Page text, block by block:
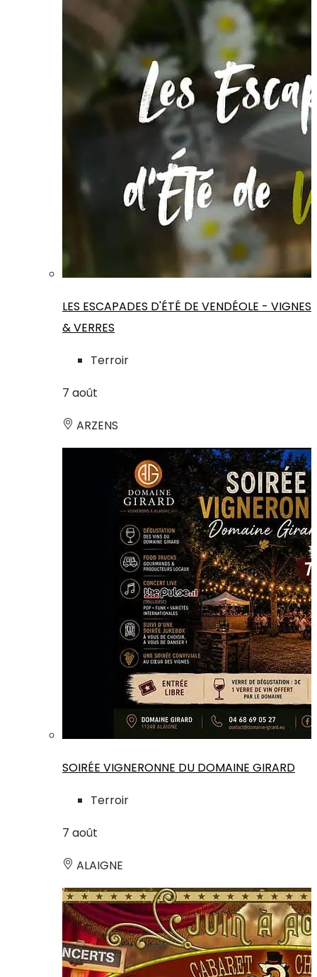
LES ESCAPADES D'ÉTÉ DE VENDÉOLE - VIGNES
& VERRES
Terroir
7 août
ARZENS
SOIRÉE VIGNERONNE DU DOMAINE GIRARD
Terroir
7 août
ALAIGNE